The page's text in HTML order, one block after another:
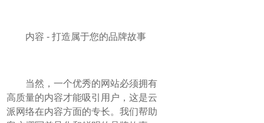
内容 - 打造属于您的品牌故事
当然，一个优秀的网站必须拥有
高质量的内容才能吸引用户，这是云
派网络在内容方面的专长。我们帮助